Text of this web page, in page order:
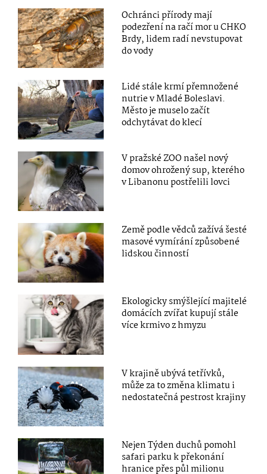
Ochránci přírody mají
podezření na račí mor u CHKO
Brdy, lidem radí nevstupovat
do vody
Lidé stále krmí přemnožené
nutrie v Mladé Boleslavi.
Město je muselo začít
odchytávat do klecí
V pražské ZOO našel nový
domov ohrožený sup, kterého
v Libanonu postřelili lovci
Země podle vědců zažívá šesté
masové vymírání způsobené
lidskou činností
Ekologicky smýšlející majitelé
domácích zvířat kupují stále
více krmivo z hmyzu
V krajině ubývá tetřívků,
může za to změna klimatu i
nedostatečná pestrost krajiny
Nejen Týden duchů pomohl
safari parku k překonání
hranice přes půl milionu